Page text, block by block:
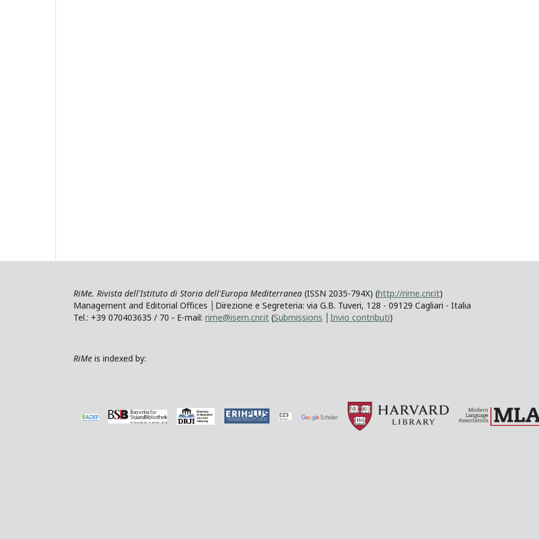
RiMe. Rivista dell'Istituto di Storia dell'Europa Mediterranea (ISSN 2035-794X) (http://rime.cnr.it)
Management and Editorial Offices │Direzione e Segreteria: via G.B. Tuveri, 128 - 09129 Cagliari - Italia
Tel.: +39 070403635 / 70 ‐ E-mail: rime@isem.cnr.it (Submissions Invio contributi)
RiMe is indexed by: